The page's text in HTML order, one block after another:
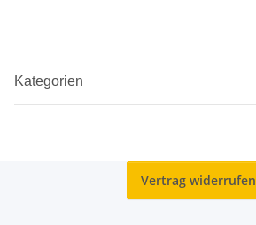
Kategorien
Vertrag widerrufen